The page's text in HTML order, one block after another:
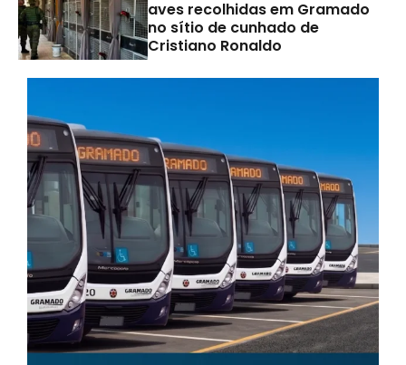
aves recolhidas em Gramado
no sítio de cunhado de
Cristiano Ronaldo